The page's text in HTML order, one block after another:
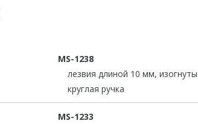
MS-1238
лезвия длиной 10 мм,
круглая ручка
MS-1233